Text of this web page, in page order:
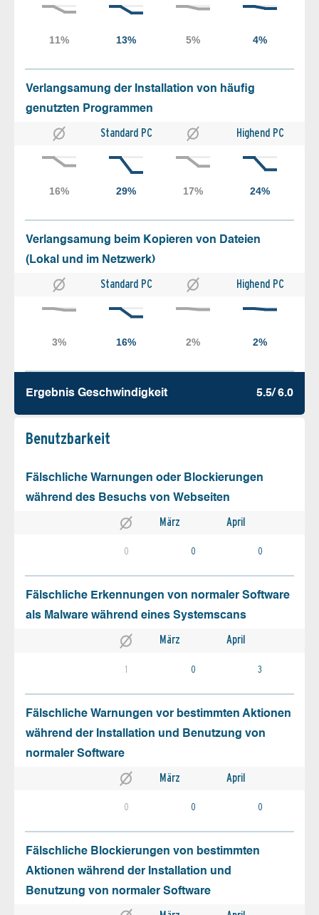
Verlangsamung der Installation von häufig
genutzten Programmen
Standard PC Highend PC
Verlangsamung beim Kopieren von Dateien
(Lokal und im Netzwerk)
Standard PC Highend PC
Ergebnis Geschw­indigkeit 5.5/ 6.0
Benutz­barkeit
Fälschliche Warnungen oder Blockierungen
während des Besuchs von Webseiten
März April
0 0 0
Fälschliche Erkennungen von normaler Software
als Malware während eines Systemscans
März April
1 0 3
Fälschliche Warnungen vor bestimmten Aktionen
während der Installation und Benutzung von
normaler Software
März April
0 0 0
Fälschliche Blockierungen von bestimmten
Aktionen während der Installation und
Benutzung von normaler Software